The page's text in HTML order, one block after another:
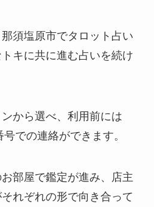
須塩原市でタロット占い
キに共に進む占いを続け
から選べ、利用前には
での連絡ができます。
部屋で鑑定が進み、店主
れぞれの形で向き合って